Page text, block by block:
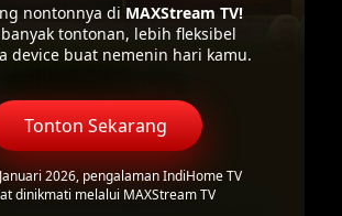
nontonnya di MAXStream TV!
tontonan, lebih fleksibel
device buat nemenin hari kamu.
Tonton Sekarang
2026, pengalaman IndiHome TV
dinikmati melalui MAXStream TV